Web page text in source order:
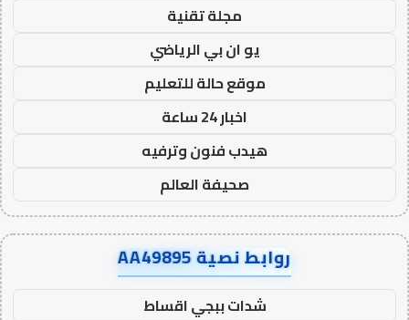
مجلة تقنية
يو ان بي الرياضي
موقع حالة للتعليم
اخبار 24 ساعة
هيدب فنون وترفيه
صحيفة العالم
روابط نصية AA49895
شدات ببجي اقساط